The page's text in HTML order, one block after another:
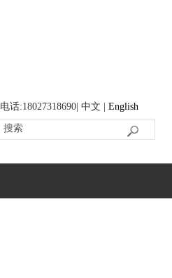
电话:18027318690| 中文 | English